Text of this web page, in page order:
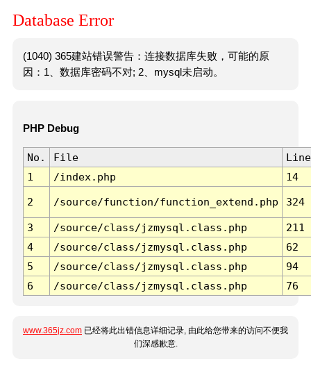
Database Error
(1040) 365建站错误警告：连接数据库失败，可能的原
因：1、数据库密码不对; 2、mysql未启动。
PHP Debug
No. File
Line
1
/index.php 14
2 /source/function/function_extend.php 324
3 /source/class/jzmysql.class.php
211
4
/source/class/jzmysql.class.php
62
5
/source/class/jzmysql.class.php
94
6
/source/class/jzmysql.class.php 76
www.365jz.com 已经将此出错信息详细记录, 由此给您带来的访问不便我
们深感歉意.